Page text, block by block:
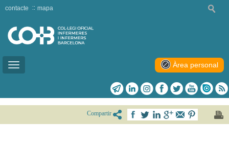
Toggle
contacte mapa
Àrea personal
Compartir